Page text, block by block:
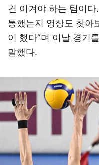
건 이겨야 하는 팀이
통했는지 영상도 찾아
이 했다”며 이날 경기
말했다.